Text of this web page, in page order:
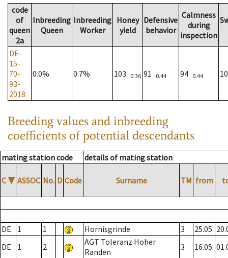
code
of
queen
2a
Inbreeding
Queen
Inbreeding
Worker
Honey
yield
Defensive
behavior
Calmness
during
inspection
DE-
15-
70-
93-
2018
0.0% 0.7% 103 0.36 91 0.44 94 0.44
Breeding values and inbreeding
coefficients of potential descendants
mating station code details of mating station
C ▼ ASSOC No. D Code Surname TM from
DE 1 1 Hornisgrinde 3 25.05.
DE
1 2
AGT Toleranz Hoher
Randen
3 16.05.